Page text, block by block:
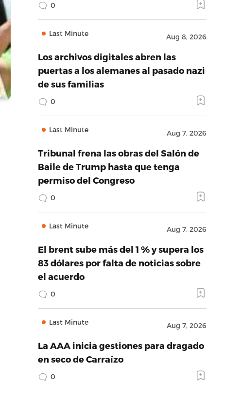
0
Last Minute Aug 8, 2026
Los archivos digitales abren las
puertas a los alemanes al pasado nazi
de sus familias
0
Last Minute Aug 7, 2026
Tribunal frena las obras del Salón de
Baile de Trump hasta que tenga
permiso del Congreso
0
Last Minute Aug 7, 2026
El brent sube más del 1 % y supera los
83 dólares por falta de noticias sobre
el acuerdo
0
Last Minute Aug 7, 2026
La AAA inicia gestiones para dragado
en seco de Carraízo
0